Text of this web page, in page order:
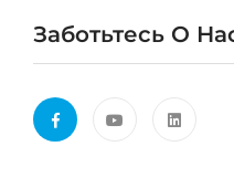
Заботьтесь О